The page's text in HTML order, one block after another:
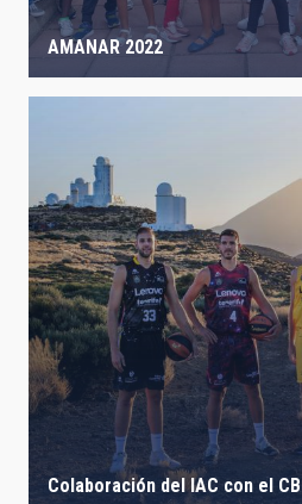
AMANAR 2022
Colaboración del IAC con el